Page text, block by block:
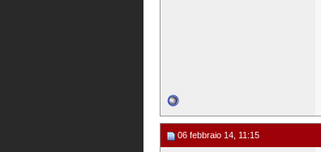
06 febbraio 14, 11:15